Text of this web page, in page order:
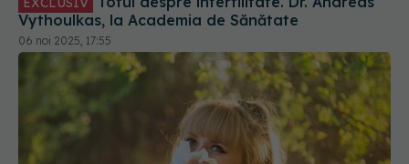
Vythoulkas, la Academia de Sănătate
06 noi 2025, 17:55